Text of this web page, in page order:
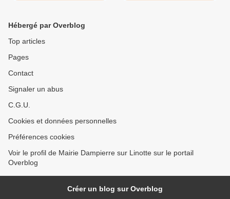
Hébergé par Overblog
Top articles
Pages
Contact
Signaler un abus
C.G.U.
Cookies et données personnelles
Préférences cookies
Voir le profil de Mairie Dampierre sur Linotte sur le portail
Overblog
Créer un blog sur Overblog